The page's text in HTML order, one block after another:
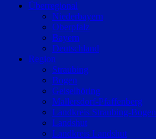
Überregional
Niederbayern
Oberpfalz
Bayern
Deutschland
Region
Straubing
Bogen
Geiselhöring
Mallersdorf-Pfaffenberg
Landkreis Straubing-Bogen
Landshut
Landkreis Landshut